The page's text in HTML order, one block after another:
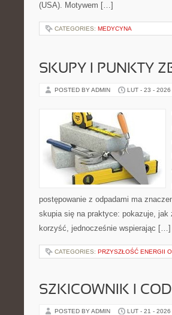
(USA). Motywem […]
CATEGORIES: MEDYCYNA
SKUPY I PUNKTY
POSTED BY ADMIN LUT - 23 - 2026
postępowanie z odpadami ma
skupia się na praktyce: pokazuje,
korzyść, jednocześnie wspierając […]
CATEGORIES: PRZYSZŁOŚĆ ENERGII
SZKICOWNIK I
POSTED BY ADMIN LUT - 21 - 2026